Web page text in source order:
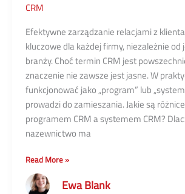
CRM
Efektywne zarządzanie relacjami z
kluczowe dla każdej firmy, niezależnie od
branży. Choć termin CRM jest
znaczenie nie zawsze jest jasne. W
funkcjonować jako „program” lub
prowadzi do zamieszania. Jakie są
programem CRM a systemem CRM?
nazewnictwo ma
Program
CRM
Read More »
Ewa Blank